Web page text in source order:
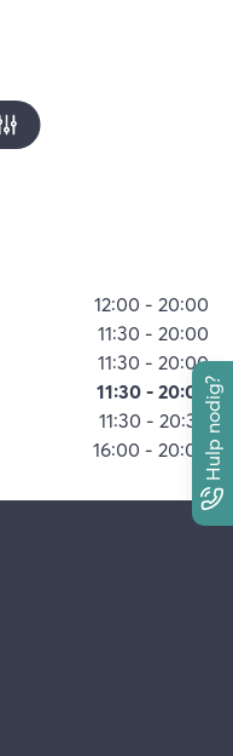
Hulp nodig?
12:00 - 20:00
11:30 - 20:00
11:30 - 20:00
11:30 - 20:00
11:30 - 20:30
16:00 - 20:00